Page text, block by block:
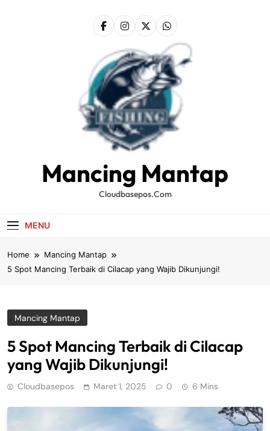
Mancing Mantap
Cloudbasepos.com
MENU
Home
Mancing Mantap
5 Spot Mancing Terbaik di Cilacap yang Wajib Dikunjungi!
Mancing Mantap
5 Spot Mancing Terbaik di Cilacap
yang Wajib Dikunjungi!
Cloudbasepos Maret 1, 2025 0 6 Mins